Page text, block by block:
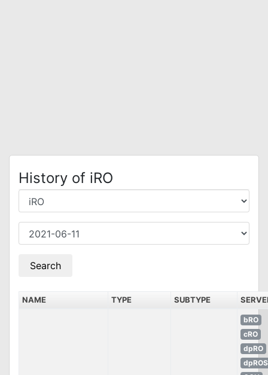
History of iRO
NAME TYPE SUBTYPE
bRO
cRO
dpRO
dpROS